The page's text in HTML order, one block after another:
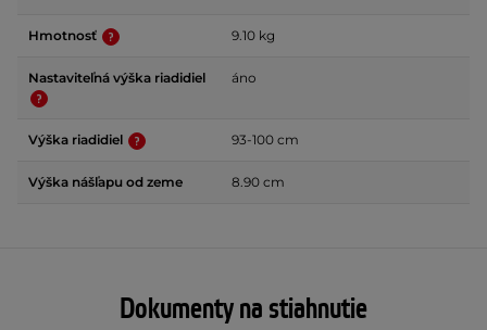
Hmotnosť 9.10 kg
Nastaviteľná výška riadidiel áno
Výška riadidiel 93-100 cm
Výška nášľapu od zeme 8.90 cm
Dokumenty na stiahnutie